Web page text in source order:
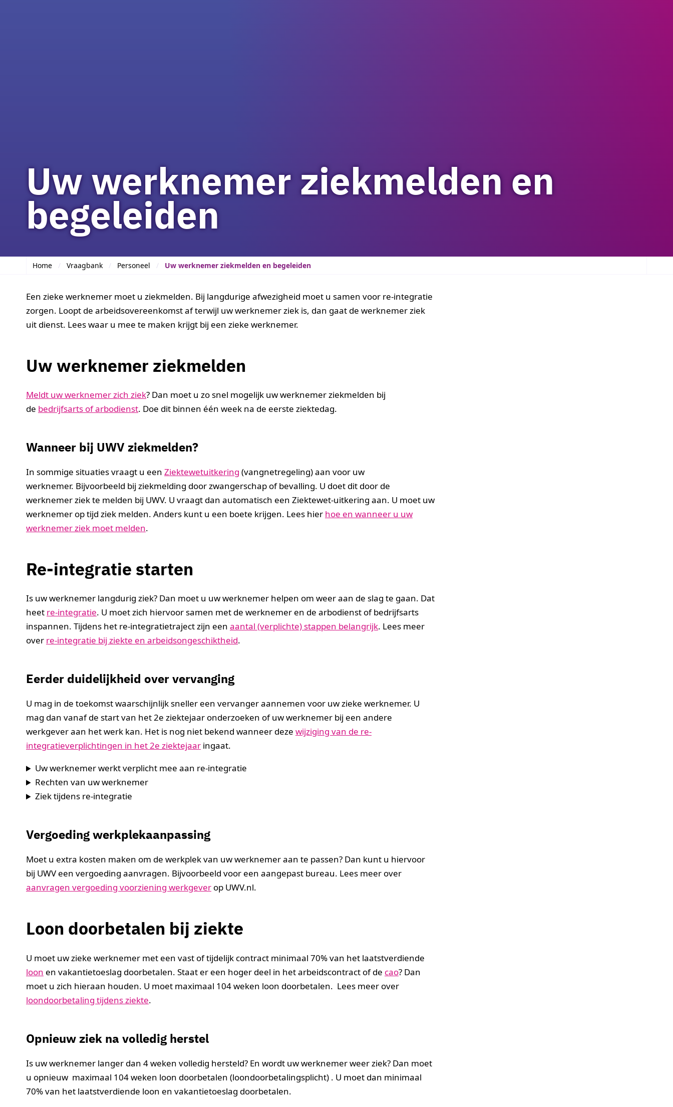
Uw werknemer ziekmelden en
begeleiden
Home Vraagbank Personeel Uw werknemer ziekmelden en begeleiden
Een zieke werknemer moet u ziekmelden. Bij langdurige afwezigheid moet u samen voor re-integratie
zorgen. Loopt de arbeidsovereenkomst af terwijl uw werknemer ziek is, dan gaat de werknemer ziek
uit dienst. Lees waar u mee te maken krijgt bij een zieke werknemer.
Uw werknemer ziekmelden
Meldt uw werknemer zich ziek? Dan moet u zo snel mogelijk uw werknemer ziekmelden bij
de bedrijfsarts of arbodienst. Doe dit binnen één week na de eerste ziektedag.
Wanneer bij UWV ziekmelden?
In sommige situaties vraagt u een Ziektewetuitkering (vangnetregeling) aan voor uw
werknemer. Bijvoorbeeld bij ziekmelding door zwangerschap of bevalling. U doet dit door de
werknemer ziek te melden bij UWV. U vraagt dan automatisch een Ziektewet-uitkering aan. U moet uw
werknemer op tijd ziek melden. Anders kunt u een boete krijgen. Lees hier hoe en wanneer u uw
werknemer ziek moet melden.
Re-integratie starten
Is uw werknemer langdurig ziek? Dan moet u uw werknemer helpen om weer aan de slag te gaan. Dat
heet re-integratie. U moet zich hiervoor samen met de werknemer en de arbodienst of bedrijfsarts
inspannen. Tijdens het re-integratietraject zijn een aantal (verplichte) stappen belangrijk. Lees meer
over re-integratie bij ziekte en arbeidsongeschiktheid.
Eerder duidelijkheid over vervanging
U mag in de toekomst waarschijnlijk sneller een vervanger aannemen voor uw zieke werknemer. U
mag dan vanaf de start van het 2e ziektejaar onderzoeken of uw werknemer bij een andere
werkgever aan het werk kan. Het is nog niet bekend wanneer deze wijziging van de re-
integratieverplichtingen in het 2e ziektejaar ingaat.
Uw werknemer werkt verplicht mee aan re-integratie
Rechten van uw werknemer
Ziek tijdens re-integratie
Vergoeding werkplekaanpassing
Moet u extra kosten maken om de werkplek van uw werknemer aan te passen? Dan kunt u hiervoor
bij UWV een vergoeding aanvragen. Bijvoorbeeld voor een aangepast bureau. Lees meer over
aanvragen vergoeding voorziening werkgever op UWV.nl.
Loon doorbetalen bij ziekte
U moet uw zieke werknemer met een vast of tijdelijk contract minimaal 70% van het laatstverdiende
loon en vakantietoeslag doorbetalen. Staat er een hoger deel in het arbeidscontract of de cao? Dan
moet u zich hieraan houden. U moet maximaal 104 weken loon doorbetalen. Lees meer over
loondoorbetaling tijdens ziekte.
Opnieuw ziek na volledig herstel
Is uw werknemer langer dan 4 weken volledig hersteld? En wordt uw werknemer weer ziek? Dan moet
u opnieuw maximaal 104 weken loon doorbetalen (loondoorbetalingsplicht) . U moet dan minimaal
70% van het laatstverdiende loon en vakantietoeslag doorbetalen.